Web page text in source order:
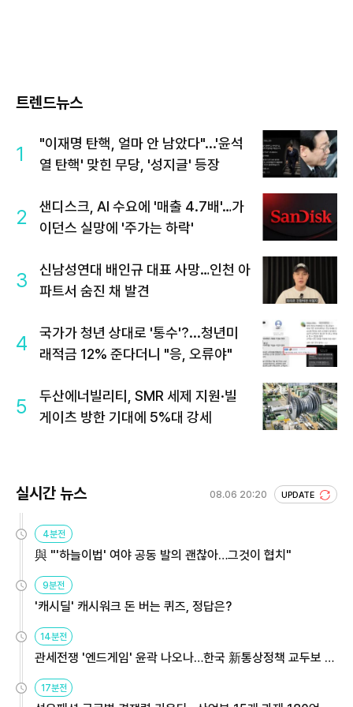
트렌드뉴스
1
"이재명 탄핵, 얼마 안 남았다"...'윤석
열 탄핵' 맞힌 무당, '성지글' 등장
2
샌디스크, AI 수요에 '매출 4.7배'…가
이던스 실망에 '주가는 하락'
3
신남성연대 배인규 대표 사망…인천 아
파트서 숨진 채 발견
4
국가가 청년 상대로 '통수'?...청년미
래적금 12% 준다더니 "응, 오류야"
5
두산에너빌리티, SMR 세제 지원·빌
게이츠 방한 기대에 5%대 강세
실시간 뉴스 08.06 20:20 UPDATE
4분전
與 "'하늘이법' 여야 공동 발의 괜찮아…그것이 협치"
9분전
'캐시딜' 캐시워크 돈 버는 퀴즈, 정답은?
14분전
관세전쟁 '엔드게임' 윤곽 나오나…한국 新통상정책 교두보 활
용해야
17분전